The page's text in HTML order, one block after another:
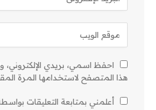
احفظ اسمي، بريدي الإلكتروني،
هذا المتصفح لاستخدامها المرة
أعلمني بمتابعة التعليقات بواسطة